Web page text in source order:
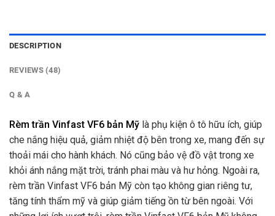
DESCRIPTION
REVIEWS (48)
Q & A
Rèm trần Vinfast VF6 bản Mỹ là phụ kiện ô tô hữu ích, giúp
che nắng hiệu quả, giảm nhiệt độ bên trong xe, mang đến sự
thoải mái cho hành khách. Nó cũng bảo vệ đồ vật trong xe
khỏi ánh nắng mặt trời, tránh phai màu và hư hỏng. Ngoài ra,
rèm trần Vinfast VF6 bản Mỹ còn tạo không gian riêng tư,
tăng tính thẩm mỹ và giúp giảm tiếng ồn từ bên ngoài. Với